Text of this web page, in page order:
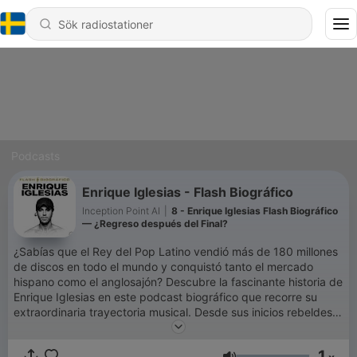
Enrique Iglesias - Flash Biográfico
Inception Point AI
8 - Enrique Iglesias Flash Biográfico
— ¿Regreso después del Final?
¿Sabías que el Rey del Pop Latino vendió más de 180 millones
de discos en todo el mundo y conquistó tanto el mercado
hispano como el anglosajón? Descubre la fascinante historia de
Enrique Iglesias en este podcast biográfico que recorre su
extraordinaria trayectoria musical. Desde sus inicios rebeldes
grabando en secreto hasta convertirse en una superestrella